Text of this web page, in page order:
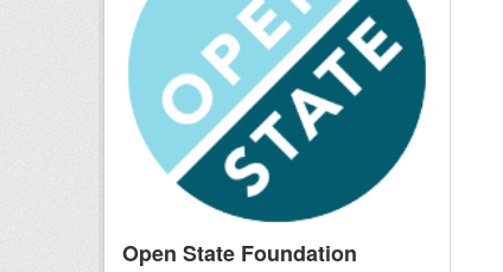
Open State Foundation